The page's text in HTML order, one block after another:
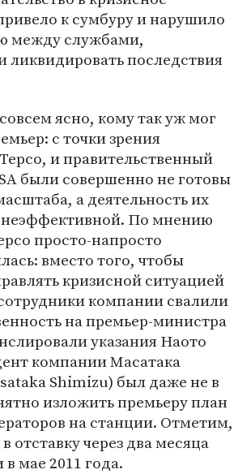
к сумбуру и нарушило
между службами,
ликвидировать последствия
ясно, кому так уж мог
с точки зрения
и правительственный
были совершенно не готовы
а деятельность их
неэффективной. По мнению
просто-напросто
вместо того, чтобы
кризисной ситуацией
компании свалили
на премьер-министра
указания Наото
компании Масатака
Shimizu) был даже не в
изложить премьеру план
на станции. Отметим,
отставку через два месяца
мае 2011 года.